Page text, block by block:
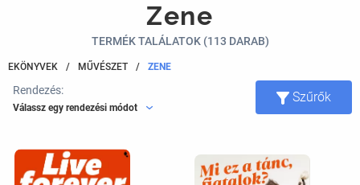
Zene
TERMÉK TALÁLATOK (113 DARAB)
EKÖNYVEK / MŰVÉSZET / ZENE
Rendezés:
Válassz egy rendezési módot
Szűrők